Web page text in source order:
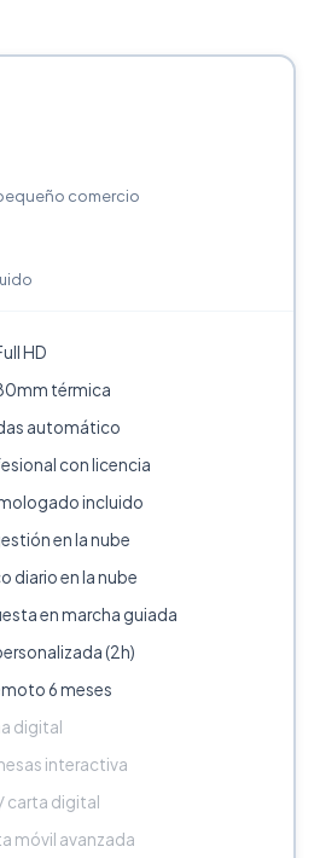
comercio
HD
térmica
automático
con licencia
incluido
en la nube
diario en la nube
en marcha guiada
(2h)
6 meses
digital
interactiva
carta digital
móvil avanzada